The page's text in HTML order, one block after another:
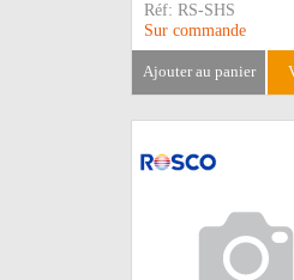
Réf: RS-SHS
Sur commande
ajouter au panier